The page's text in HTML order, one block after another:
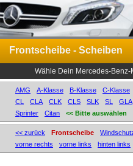
Frontscheibe - Scheiben
Wähle Dein Mercedes-
AMG A-Klasse B-Klasse C-Klasse
CL
CLA CLK CLS SLK SL GLA
Sprinter
Citan << Bitte auswählen
<< zurück Frontscheibe
vorne rechts
vorne links hinten links